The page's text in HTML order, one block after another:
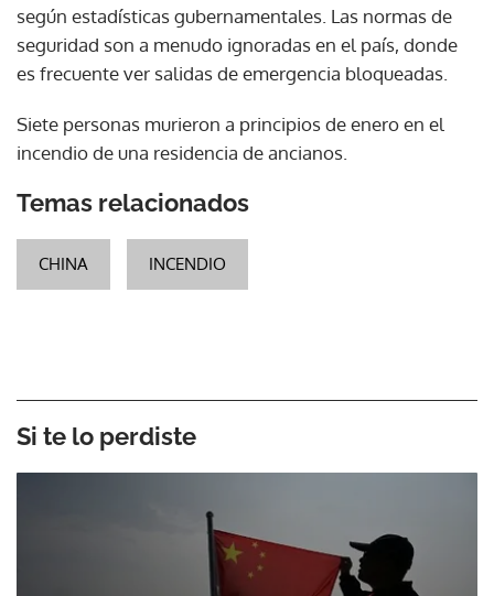
según estadísticas gubernamentales. Las normas de
seguridad son a menudo ignoradas en el país, donde
es frecuente ver salidas de emergencia bloqueadas.
Siete personas murieron a principios de enero en el
incendio de una residencia de ancianos.
Temas relacionados
CHINA INCENDIO
Si te lo perdiste